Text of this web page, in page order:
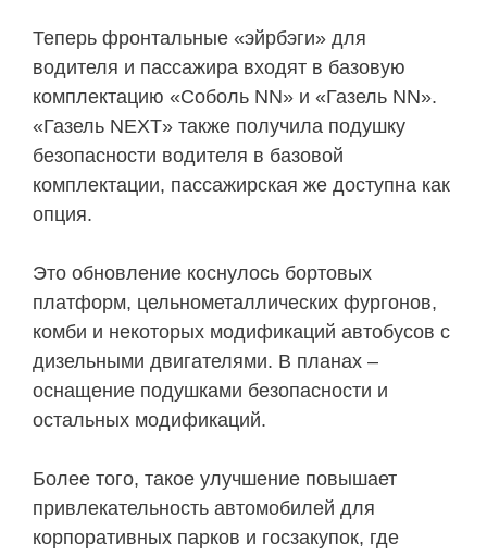
Теперь фронтальные «эйрбэги» для
водителя и пассажира входят в базовую
комплектацию «Соболь NN» и «Газель NN».
«Газель NEXT» также получила подушку
безопасности водителя в базовой
комплектации, пассажирская же доступна как
опция.
Это обновление коснулось бортовых
платформ, цельнометаллических фургонов,
комби и некоторых модификаций автобусов с
дизельными двигателями. В планах –
оснащение подушками безопасности и
остальных модификаций.
Более того, такое улучшение повышает
привлекательность автомобилей для
корпоративных парков и госзакупок, где